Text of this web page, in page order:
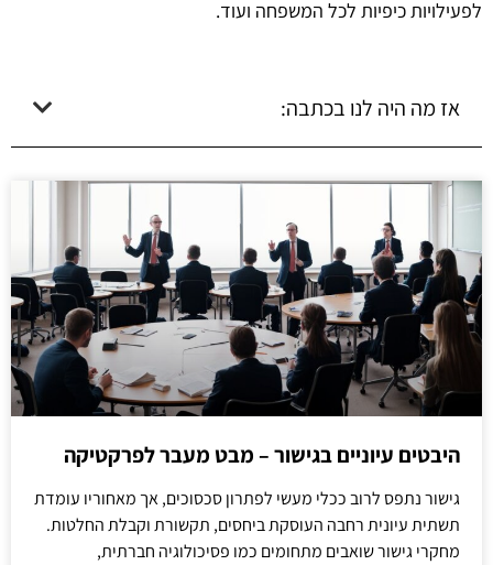
לפעילויות כיפיות לכל המשפחה ועוד.
אז מה היה לנו בכתבה:
היבטים עיוניים בגישור – מבט מעבר לפרקטיקה
גישור נתפס לרוב ככלי מעשי לפתרון סכסוכים, אך מאחוריו עומדת
תשתית עיונית רחבה העוסקת ביחסים, תקשורת וקבלת החלטות.
מחקרי גישור שואבים מתחומים כמו פסיכולוגיה חברתית,